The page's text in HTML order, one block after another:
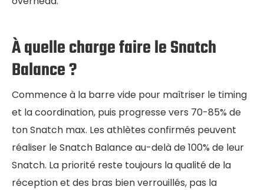
À quelle charge faire le Snatch
Balance ?
Commence à la barre vide pour maîtriser le timing
et la coordination, puis progresse vers 70-85% de
ton Snatch max. Les athlètes confirmés peuvent
réaliser le Snatch Balance au-delà de 100% de leur
Snatch. La priorité reste toujours la qualité de la
réception et des bras bien verrouillés, pas la